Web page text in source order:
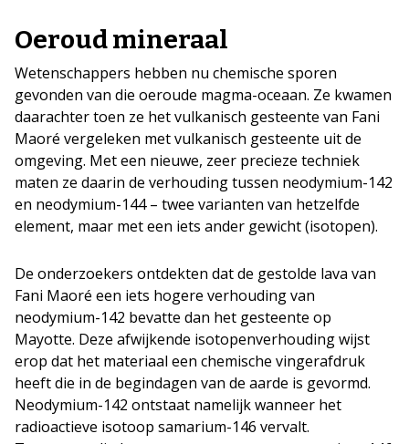
Oeroud mineraal
Wetenschappers hebben nu chemische sporen
gevonden van die oeroude magma-oceaan. Ze kwamen
daarachter toen ze het vulkanisch gesteente van Fani
Maoré vergeleken met vulkanisch gesteente uit de
omgeving. Met een nieuwe, zeer precieze techniek
maten ze daarin de verhouding tussen neodymium-142
en neodymium-144 – twee varianten van hetzelfde
element, maar met een iets ander gewicht (isotopen).
De onderzoekers ontdekten dat de gestolde lava van
Fani Maoré een iets hogere verhouding van
neodymium-142 bevatte dan het gesteente op
Mayotte. Deze afwijkende isotopenverhouding wijst
erop dat het materiaal een chemische vingerafdruk
heeft die in de begindagen van de aarde is gevormd.
Neodymium-142 ontstaat namelijk wanneer het
radioactieve isotoop samarium-146 vervalt.